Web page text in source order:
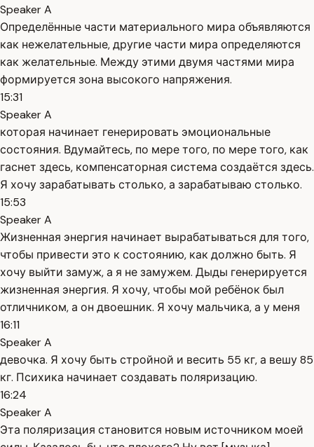
Speaker A
Определённые части материального мира объявляются
как нежелательные, другие части мира определяются
как желательные. Между этими двумя частями мира
формируется зона высокого напряжения.
15:31
Speaker A
которая начинает генерировать эмоциональные
состояния. Вдумайтесь, по мере того, по мере того, как
гаснет здесь, компенсаторная система создаётся здесь.
Я хочу зарабатывать столько, а зарабатываю столько.
15:53
Speaker A
Жизненная энергия начинает вырабатываться для того,
чтобы привести это к состоянию, как должно быть. Я
хочу выйти замуж, а я не замужем. Дыды генерируется
жизненная энергия. Я хочу, чтобы мой ребёнок был
отличником, а он двоешник. Я хочу мальчика, а у меня
16:11
Speaker A
девочка. Я хочу быть стройной и весить 55 кг, а вешу 85
кг. Психика начинает создавать поляризацию.
16:24
Speaker A
Эта поляризация становится новым источником моей